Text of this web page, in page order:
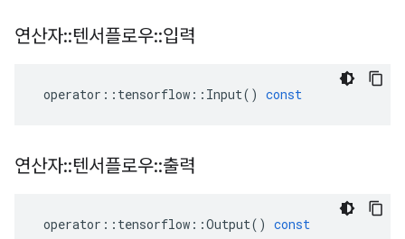
연산자::텐서플로우::입력
operator :: tensorflow :: Input() const
연산자::텐서플로우::출력
operator :: tensorflow ::Output() const